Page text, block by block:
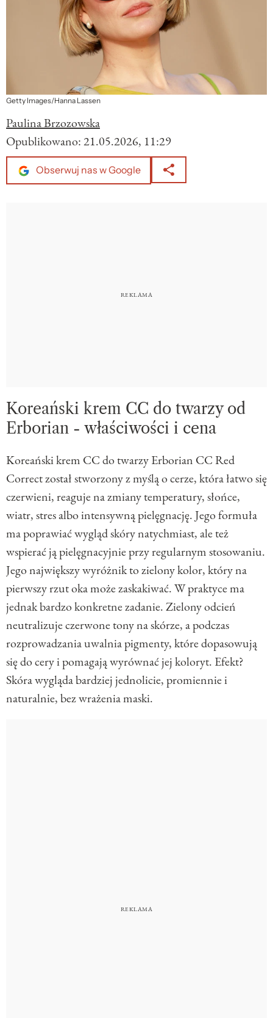
Getty Images/Hanna Lassen
Paulina Brzozowska
Opublikowano:21.05.2026, 11:29
Obserwuj nas w Google
Koreański krem CC do twarzy od
Erborian - właściwości i cena
Koreański krem CC do twarzy Erborian CC Red
Correct został stworzony z myślą o cerze, która łatwo się
czerwieni, reaguje na zmiany temperatury, słońce,
wiatr, stres albo intensywną pielęgnację. Jego formuła
ma poprawiać wygląd skóry natychmiast, ale też
wspierać ją pielęgnacyjnie przy regularnym stosowaniu.
Jego największy wyróżnik to zielony kolor, który na
pierwszy rzut oka może zaskakiwać. W praktyce ma
jednak bardzo konkretne zadanie. Zielony odcień
neutralizuje czerwone tony na skórze, a podczas
rozprowadzania uwalnia pigmenty, które dopasowują
się do cery i pomagają wyrównać jej koloryt. Efekt?
Skóra wygląda bardziej jednolicie, promiennie i
naturalnie, bez wrażenia maski.